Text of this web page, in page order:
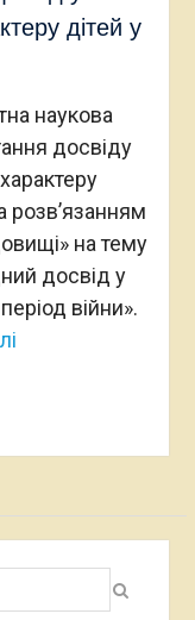
дітей у
наукова
досвіду
розв’язанням
на тему
досвід у
війни».